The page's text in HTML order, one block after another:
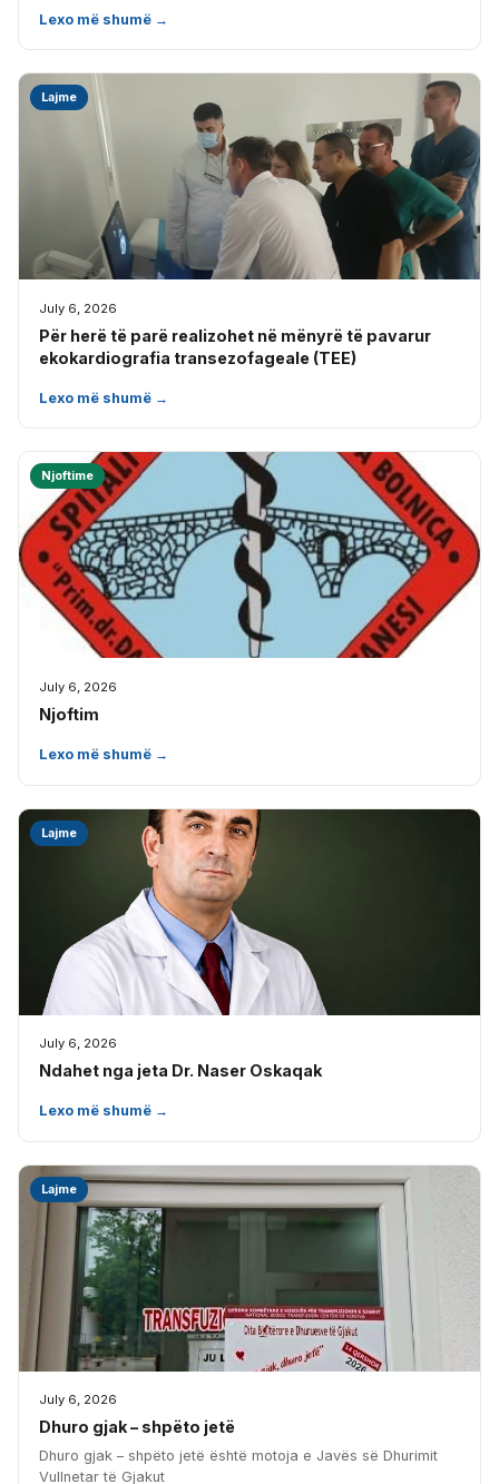
Lexo më shumë →
Lajme
July 6, 2026
Për herë të parë realizohet në mënyrë të pavarur
ekokardiografia transezofageale (TEE)
Lexo më shumë →
Njoftime
July 6, 2026
Njoftim
Lexo më shumë →
Lajme
July 6, 2026
Ndahet nga jeta Dr. Naser Oskaqak
Lexo më shumë →
Lajme
July 6, 2026
Dhuro gjak – shpëto jetë
Dhuro gjak – shpëto jetë është motoja e Javës së Dhurimit
Vullnetar të Gjakut